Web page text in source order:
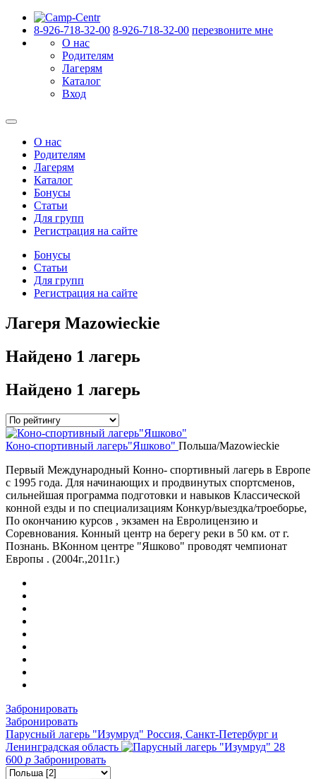
8-926-718-32-00 8-926-718-32-00 перезвоните мне
О нас
Родителям
Лагерям
Каталог
Вход
О нас
Родителям
Лагерям
Каталог
Бонусы
Статьи
Для групп
Регистрация на сайте
Бонусы
Статьи
Для групп
Регистрация на сайте
Лагеря Mazowieckie
Найдено 1 лагерь
Найдено 1 лагерь
Коно-спортивный лагерь"Яшково" Польша/Mazowieckie
Первый Международный Конно- спортивный лагерь в Европе
с 1995 года. Для начинающих и продвинутых спортсменов,
сильнейшая программа подготовки и навыков Классической
конной езды и по специализациям Конкур/выездка/троеборье,
По окончанию курсов , экзамен на Евролицензию и
Соревнования. Конный центр на берегу реки в 50 км. от г.
Познань. ВКонном центре "Яшково" проводят чемпионат
Европы . (2004г.,2011г.)
Забронировать
Забронировать
Парусный лагерь "Изумруд" Россия, Санкт-Петербург и
Ленинградская область
28
600 p Забронировать